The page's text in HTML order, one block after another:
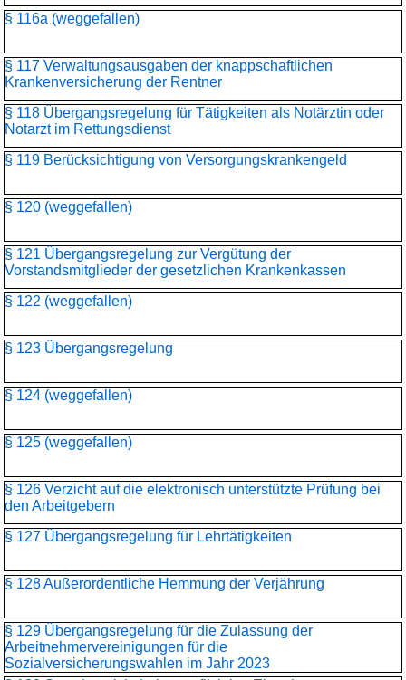
§ 116a (weggefallen)
§ 117 Verwaltungsausgaben der knappschaftlichen
Krankenversicherung der Rentner
§ 118 Übergangsregelung für Tätigkeiten als Notärztin oder
Notarzt im Rettungsdienst
§ 119 Berücksichtigung von Versorgungskrankengeld
§ 120 (weggefallen)
§ 121 Übergangsregelung zur Vergütung der
Vorstandsmitglieder der gesetzlichen Krankenkassen
§ 122 (weggefallen)
§ 123 Übergangsregelung
§ 124 (weggefallen)
§ 125 (weggefallen)
§ 126 Verzicht auf die elektronisch unterstützte Prüfung bei
den Arbeitgebern
§ 127 Übergangsregelung für Lehrtätigkeiten
§ 128 Außerordentliche Hemmung der Verjährung
§ 129 Übergangsregelung für die Zulassung der
Arbeitnehmervereinigungen für die
Sozialversicherungswahlen im Jahr 2023